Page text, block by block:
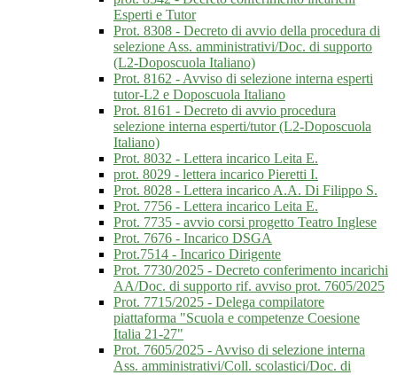
Esperti e Tutor
Prot. 8308 - Decreto di avvio della procedura di
selezione Ass. amministrativi/Doc. di supporto
(L2-Doposcuola Italiano)
Prot. 8162 - Avviso di selezione interna esperti
tutor-L2 e Doposcuola Italiano
Prot. 8161 - Decreto di avvio procedura
selezione interna esperti/tutor (L2-Doposcuola
Italiano)
Prot. 8032 - Lettera incarico Leita E.
prot. 8029 - lettera incarico Pieretti I.
Prot. 8028 - Lettera incarico A.A. Di Filippo S.
Prot. 7756 - Lettera incarico Leita E.
Prot. 7735 - avvio corsi progetto Teatro Inglese
Prot. 7676 - Incarico DSGA
Prot.7514 - Incarico Dirigente
Prot. 7730/2025 - Decreto conferimento incarichi
AA/Doc. di supporto rif. avviso prot. 7605/2025
Prot. 7715/2025 - Delega compilatore
piattaforma "Scuola e competenze Coesione
Italia 21-27"
Prot. 7605/2025 - Avviso di selezione interna
Ass. amministrativi/Coll. scolastici/Doc. di